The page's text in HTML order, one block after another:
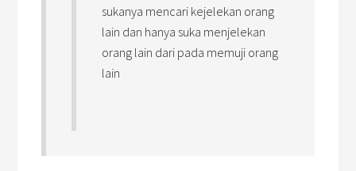
sukanya mencari kejelekan orang
lain dan hanya suka menjelekan
orang lain dari pada memuji orang
lain